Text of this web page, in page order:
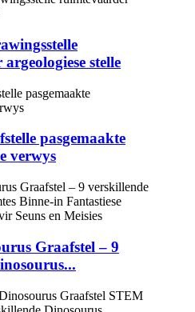
stelle
pasgemaakte
verwys
Graafstel – 9